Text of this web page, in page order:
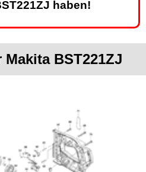
haben!
BST221ZJ